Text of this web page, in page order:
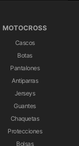
MOTOCROSS
Cascos
Botas
Pantalones
Antiparras
Jerseys
Guantes
Chaquetas
Protecciones
Bolsas